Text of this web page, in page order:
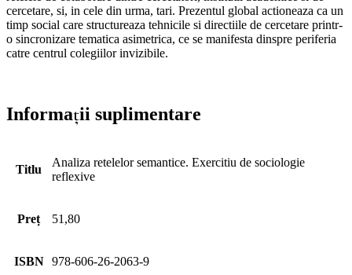
cercetare, si, in cele din urma, tari. Prezentul global actioneaza ca un
timp social care structureaza tehnicile si directiile de cercetare printr-
o sincronizare tematica asimetrica, ce se manifesta dinspre periferia
catre centrul colegiilor invizibile.
Informații suplimentare
Titlu
Analiza retelelor semantice. Exercitiu de sociologie
reflexive
Preț 51,80
ISBN 978-606-26-2063-9